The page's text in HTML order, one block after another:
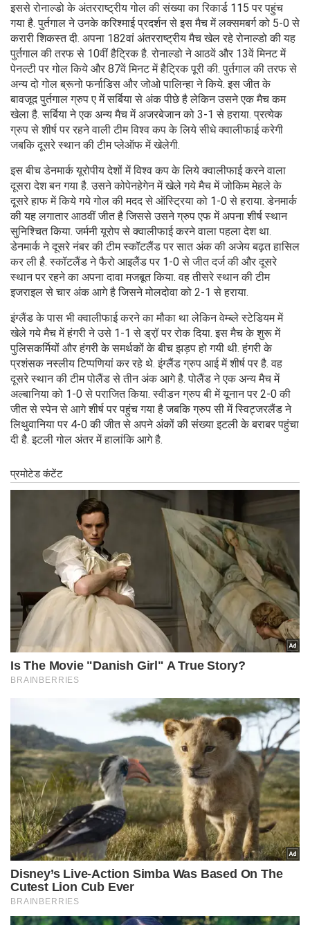
इससे रोनाल्डो के अंतरराष्ट्रीय गोल की संख्या का रिकार्ड 115 पर पहुंच
गया है. पुर्तगाल ने उनके करिश्माई प्रदर्शन से इस मैच में लक्समबर्ग को 5-0 से
करारी शिकस्त दी. अपना 182वां अंतरराष्ट्रीय मैच खेल रहे रोनाल्डो की यह
पुर्तगाल की तरफ से 10वीं हैट्रिक है. रोनाल्डो ने आठवें और 13वें मिनट में
पेनल्टी पर गोल किये और 87वें मिनट में हैट्रिक पूरी की. पुर्तगाल की तरफ से
अन्य दो गोल ब्रूनो फर्नाडिस और जोओ पालिन्हा ने किये. इस जीत के
बावजूद पुर्तगाल ग्रुप ए में सर्बिया से अंक पीछे है लेकिन उसने एक मैच कम
खेला है. सर्बिया ने एक अन्य मैच में अजरबेजान को 3-1 से हराया. प्रत्येक
ग्रुप से शीर्ष पर रहने वाली टीम विश्व कप के लिये सीधे क्वालीफाई करेगी
जबकि दूसरे स्थान की टीम प्लेऑफ में खेलेगी.
इस बीच डेनमार्क यूरोपीय देशों में विश्व कप के लिये क्वालीफाई करने वाला
दूसरा देश बन गया है. उसने कोपेनहेगेन में खेले गये मैच में जोकिम मेहले के
दूसरे हाफ में किये गये गोल की मदद से ऑस्ट्रिया को 1-0 से हराया. डेनमार्क
की यह लगातार आठवीं जीत है जिससे उसने ग्रुप एफ में अपना शीर्ष स्थान
सुनिश्चित किया. जर्मनी यूरोप से क्वालीफाई करने वाला पहला देश था.
डेनमार्क ने दूसरे नंबर की टीम स्कॉटलैंड पर सात अंक की अजेय बढ़त हासिल
कर ली है. स्कॉटलैंड ने फैरो आइलैंड पर 1-0 से जीत दर्ज की और दूसरे
स्थान पर रहने का अपना दावा मजबूत किया. वह तीसरे स्थान की टीम
इजराइल से चार अंक आगे है जिसने मोलदोवा को 2-1 से हराया.
इंग्लैंड के पास भी क्वालीफाई करने का मौका था लेकिन वेम्ब्ले स्टेडियम में
खेले गये मैच में हंगरी ने उसे 1-1 से ड्रॉ़ पर रोक दिया. इस मैच के शुरू में
पुलिसकर्मियों और हंगरी के समर्थकों के बीच झड़प हो गयी थी. हंगरी के
प्रशंसक नस्लीय टिप्पणियां कर रहे थे. इंग्लैंड ग्रुप आई में शीर्ष पर है. वह
दूसरे स्थान की टीम पोलैंड से तीन अंक आगे है. पोलैंड ने एक अन्य मैच में
अल्बानिया को 1-0 से पराजित किया. स्वीडन ग्रुप बी में यूनान पर 2-0 की
जीत से स्पेन से आगे शीर्ष पर पहुंच गया है जबकि ग्रुप सी में स्विट्जरलैंड ने
लिथुवानिया पर 4-0 की जीत से अपने अंकों की संख्या इटली के बराबर पहुंचा
दी है. इटली गोल अंतर में हालांकि आगे है.